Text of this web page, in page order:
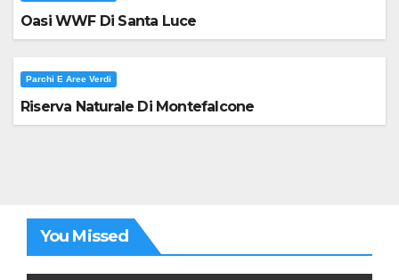
Oasi WWF Di Santa Luce
Parchi E Aree Verdi
Riserva Naturale Di Montefalcone
You Missed